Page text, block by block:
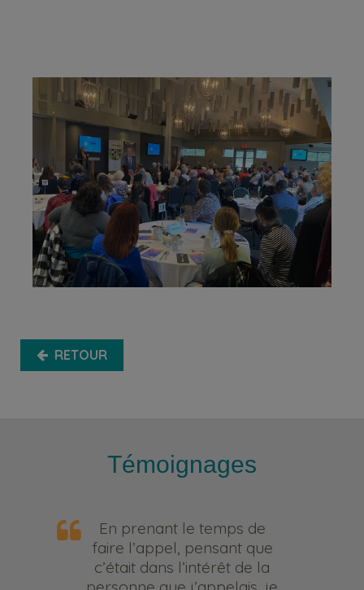
RETOUR
Témoignages
En prenant le temps de
faire l’appel, pensant que
c’était dans l’intérêt de la